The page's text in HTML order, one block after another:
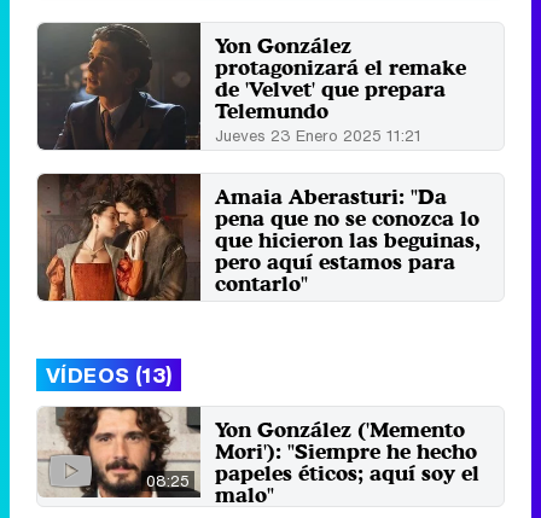
Yon González
protagonizará el remake
de 'Velvet' que prepara
Telemundo
Jueves 23 Enero 2025 11:21
Amaia Aberasturi: "Da
pena que no se conozca lo
que hicieron las beguinas,
pero aquí estamos para
contarlo"
Jueves 17 Octubre 2024 10:12
VÍDEOS (13)
08:25
Yon González ('Memento
Mori'): "Siempre he hecho
papeles éticos; aquí soy el
malo"